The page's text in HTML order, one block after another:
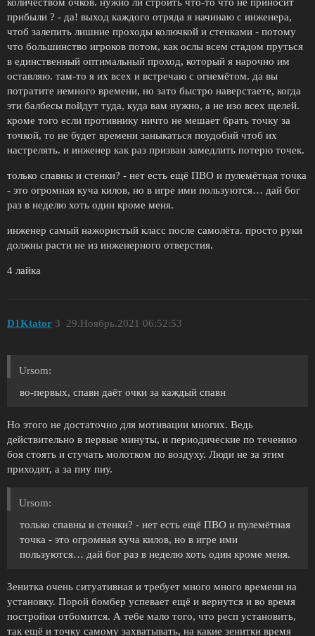
количеством очков. нужно ли строить что-то что не приносит
прибыли ? - да! выход каждого отряда я начинаю с инженера,
чтоб залепить лишние проходы колючкой и стенками - потому
что большинство игроков потом, как ослы всем стадом пруться
в единственный оптимальный проход, который я нарочно им
оставляю. там-то я их всех и встречаю с огнемётом. да вы
потратите немного времени, но зато быстро наверстаете, когда
эти балбесы пойдут туда, куда вам нужно, а не изо всех щелей.
кроме того если противнику ничто не мешает брать точку за
точкой, то не будет времени заныкаться поудобнй чтоб их
настрелять. и инженер как раз призван замедлить потерю точек.
только спавны и стенки? - нет есть ещё ПВО и пулемётная точка
- это огромная куча килов, но в игре ими пользуются… дай бог
раз в неделю хоть один кроме меня.
инженер самый нажористый класс после самолёта. просто руки
должны расти не из инженерного отверстия.
4 лайка
D1Ktator 29.Ноябрь.2021 06:52:53
3
Ursom:
во-первых, спавн даёт очки за каждый спавн
Но этого не достаточно для мотивации многих. Ведь
действительно в первые минуты, и периодические по течению
боя стоять и стучать молотком по воздуху. Люди не за этим
приходят, а за пиу пиу.
Ursom:
только спавны и стенки? - нет есть ещё ПВО и пулемётная
точка - это огромная куча килов, но в игре ими
пользуются… дай бог раз в неделю хоть один кроме меня.
Зенитка очень ситуативная и требует много много времени на
установку. Порой бомбер успевает ещё и вернутся и во время
постройки отбомится. А тебе мало того, что респ установить,
так ещё и точку самому захватывать, на какие зенитки время